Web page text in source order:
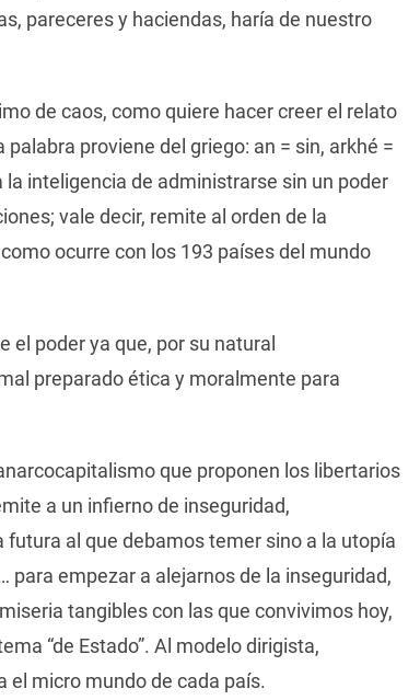
pareceres y haciendas, haría de nuestro
de caos, como quiere hacer creer el relato
proviene del griego: an = sin, arkhé =
la inteligencia de administrarse sin un poder
vale decir, remite al orden de la
ocurre con los 193 países del mundo
el poder ya que, por su natural
preparado ética y moralmente para
que proponen los libertarios
a un infierno de inseguridad,
al que debamos temer sino a la utopía
para empezar a alejarnos de la inseguridad,
tangibles con las que convivimos hoy,
“de Estado”. Al modelo dirigista,
el micro mundo de cada país.